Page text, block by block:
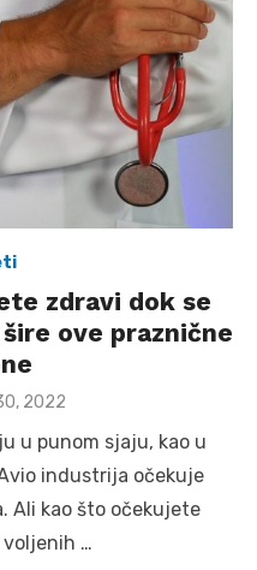
zdravi dok se
ove praznične
2022
u punom sjaju, kao u
industrija očekuje
Ali kao što očekujete
voljenih …